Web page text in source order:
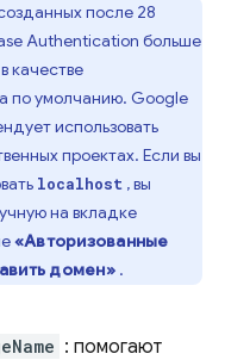
после 28
Authentication больше
в качестве
по умолчанию. Google
использовать
проектах. Если вы
localhost , вы
на вкладке
«Авторизованные
домен».
: помогают